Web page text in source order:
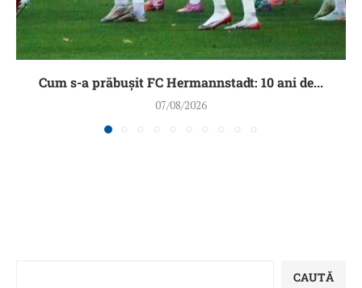
Cum s-a prăbușit FC Hermannstadt: 10 ani de...
07/08/2026
CAUTĂ